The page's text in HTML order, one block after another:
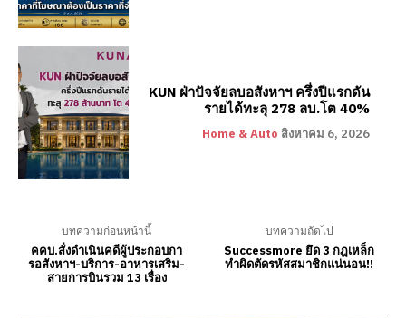
KUN ฝ่าปัจจัยลบอสังหาฯ ครึ่งปีแรกดัน
รายได้ทะลุ 278 ลบ.โต 40%
Home & Auto สิงหาคม 6, 2026
บทความก่อนหน้านี้
คคบ.สั่งดำเนินคดีผู้ประกอบกา
รอสังหาฯ-บริการ-อาหารเสริม-
สายการบินรวม 13 เรื่อง
บทความถัดไป
Successmore ยึด 3 กฎเหล็ก
ทำผิดตัดรหัสสมาชิกแน่นอน!!